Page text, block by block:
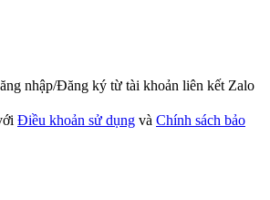
nhập/Đăng ký từ tài khoản liên kết Zalo
Điều khoản sử dụng và Chính sách bảo